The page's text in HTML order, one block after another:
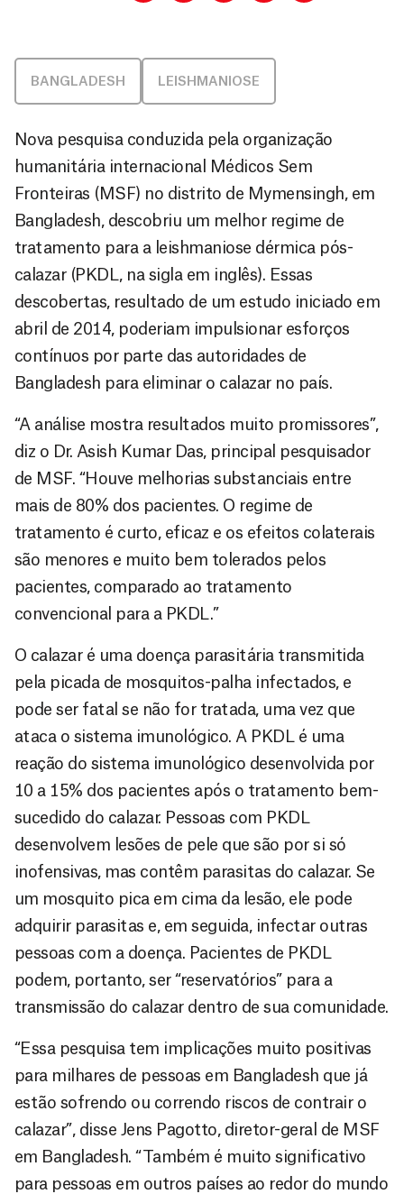
BANGLADESH LEISHMANIOSE
Nova pesquisa conduzida pela organização
humanitária internacional Médicos Sem
Fronteiras (MSF) no distrito de Mymensingh, em
Bangladesh, descobriu um melhor regime de
tratamento para a leishmaniose dérmica pós-
calazar (PKDL, na sigla em inglês). Essas
descobertas, resultado de um estudo iniciado em
abril de 2014, poderiam impulsionar esforços
contínuos por parte das autoridades de
Bangladesh para eliminar o calazar no país.
“A análise mostra resultados muito promissores”,
diz o Dr. Asish Kumar Das, principal pesquisador
de MSF. “Houve melhorias substanciais entre
mais de 80% dos pacientes. O regime de
tratamento é curto, eficaz e os efeitos colaterais
são menores e muito bem tolerados pelos
pacientes, comparado ao tratamento
convencional para a PKDL.”
O calazar é uma doença parasitária transmitida
pela picada de mosquitos-palha infectados, e
pode ser fatal se não for tratada, uma vez que
ataca o sistema imunológico. A PKDL é uma
reação do sistema imunológico desenvolvida por
10 a 15% dos pacientes após o tratamento bem-
sucedido do calazar. Pessoas com PKDL
desenvolvem lesões de pele que são por si só
inofensivas, mas contêm parasitas do calazar. Se
um mosquito pica em cima da lesão, ele pode
adquirir parasitas e, em seguida, infectar outras
pessoas com a doença. Pacientes de PKDL
podem, portanto, ser “reservatórios” para a
transmissão do calazar dentro de sua comunidade.
“Essa pesquisa tem implicações muito positivas
para milhares de pessoas em Bangladesh que já
estão sofrendo ou correndo riscos de contrair o
calazar”, disse Jens Pagotto, diretor-geral de MSF
em Bangladesh. “Também é muito significativo
para pessoas em outros países ao redor do mundo